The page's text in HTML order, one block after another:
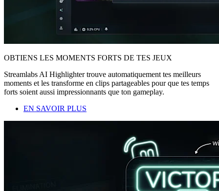
OBTIENS LES MOMENTS FORTS DE TES JEUX
Streamlabs AI Highlighter trouve automatiquement tes meilleurs
moments et les transforme en clips partageables pour que tes temps
forts soient aussi impressionnants que ton gameplay.
EN SAVOIR PLUS